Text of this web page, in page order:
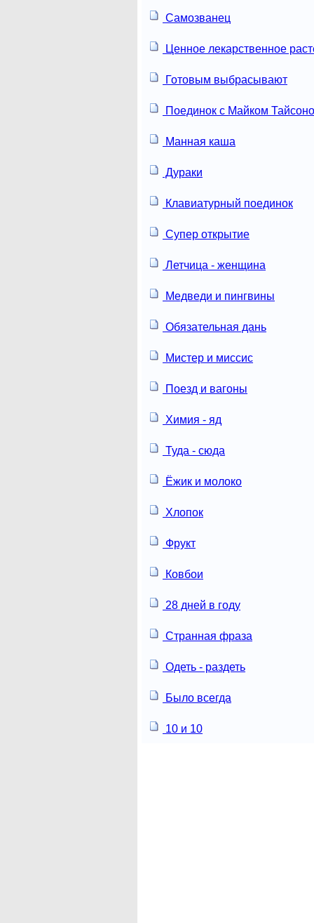
Самозванец
Ценное лекарственное
Готовым выбрасывают
Поединок с Майком
Манная каша
Дураки
Клавиатурный поединок
Супер открытие
Летчица - женщина
Медведи и пингвины
Обязательная дань
Мистер и миссис
Поезд и вагоны
Химия - яд
Туда - сюда
Ёжик и молоко
Хлопок
Фрукт
Ковбои
28 дней в году
Странная фраза
Одеть - раздеть
Было всегда
10 и 10